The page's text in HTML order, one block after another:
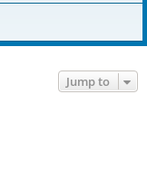
Jump to